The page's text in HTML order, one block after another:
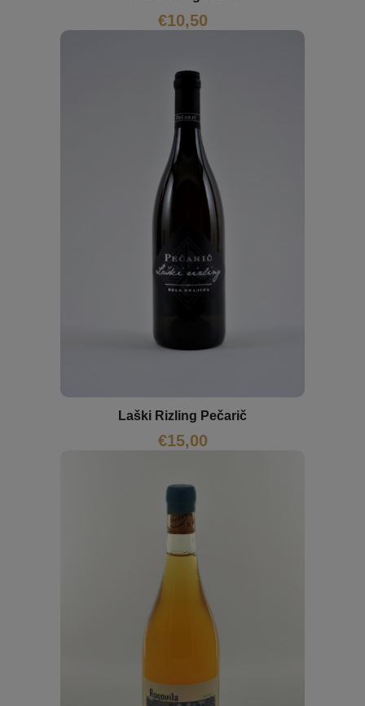
€10,50
Laški Rizling Pečarič
€15,00